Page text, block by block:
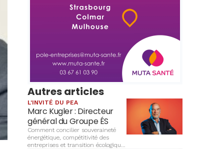
Autres articles
L'INVITÉ DU PEA
Marc Kugler : Directeur
général du Groupe ÉS
Comment concilier souveraineté
énergétique, compétitivité des
entreprises et transition écologique